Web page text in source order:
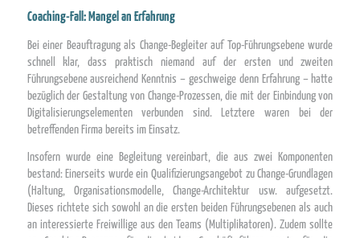
Coaching-Fall: Mangel an Erfahrung
Bei einer Beauftragung als Change-Begleiter auf Top-Führungsebene wurde
schnell klar, dass praktisch niemand auf der ersten und zweiten
Führungsebene ausreichend Kenntnis – geschweige denn Erfahrung – hatte
bezüglich der Gestaltung von Change-Prozessen, die mit der Einbindung von
Digitalisierungselementen verbunden sind. Letztere waren bei der
betreffenden Firma bereits im Einsatz.
Insofern wurde eine Begleitung vereinbart, die aus zwei Komponenten
bestand: Einerseits wurde ein Qualifizierungsangebot zu Change-Grundlagen
(Haltung, Organisationsmodelle, Change-Architektur usw. aufgesetzt.
Dieses richtete sich sowohl an die ersten beiden Führungsebenen als auch
an interessierte Freiwillige aus den Teams (Multiplikatoren). Zudem sollte